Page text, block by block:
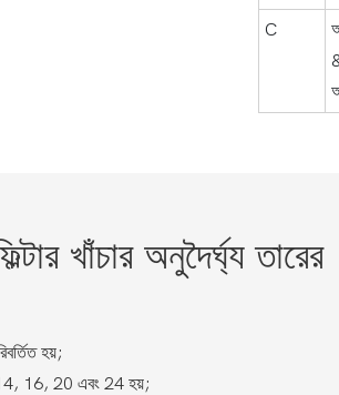
C
খাঁচার অনুদৈর্ঘ্য তারের
হয়;
16, 20 এবং 24 হয়;